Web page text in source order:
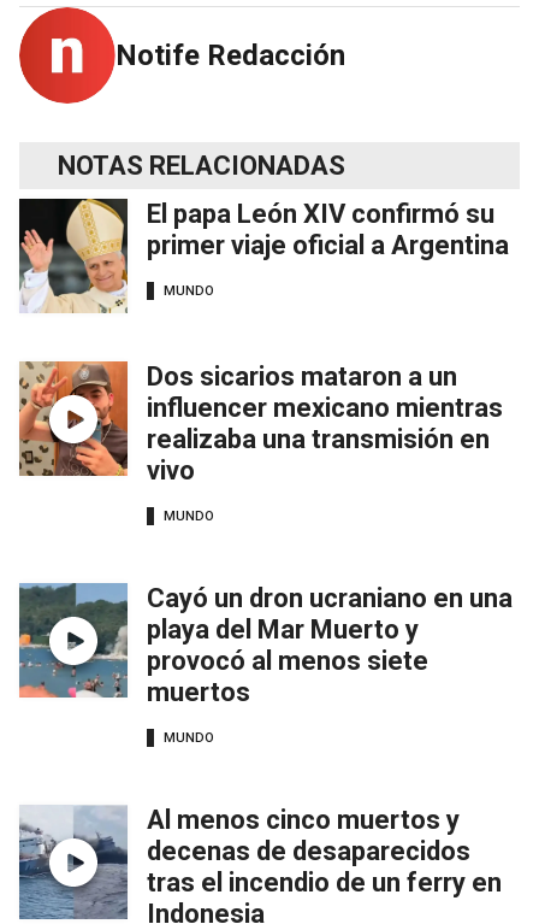
Notife Redacción
NOTAS RELACIONADAS
El papa León XIV confirmó su
primer viaje oficial a Argentina
MUNDO
Dos sicarios mataron a un
influencer mexicano mientras
realizaba una transmisión en
vivo
MUNDO
Cayó un dron ucraniano en una
playa del Mar Muerto y
provocó al menos siete
muertos
MUNDO
Al menos cinco muertos y
decenas de desaparecidos
tras el incendio de un ferry en
Indonesia